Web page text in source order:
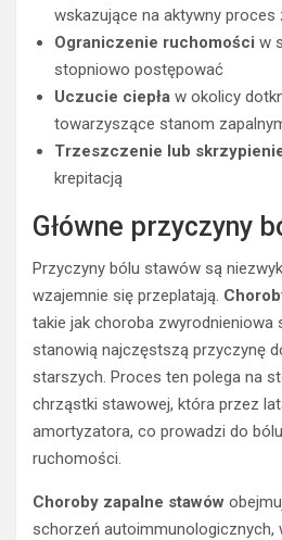
wskazujące na aktywny proces
Ograniczenie ruchomości w
stopniowo postępować
Uczucie ciepła w okolicy
towarzyszące stanom
Trzeszczenie lub
krepitacją
Główne przyczyny
Przyczyny bólu stawów są
wzajemnie się przeplatają.
takie jak choroba zwyrodnieniowa
stanowią najczęstszą przyczynę
starszych. Proces ten polega na
chrząstki stawowej, która przez
amortyzatora, co prowadzi do
ruchomości.
Choroby zapalne stawów
schorzeń autoimmunologicznych,